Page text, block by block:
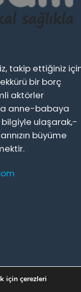
takip ettiğiniz
bir borç
aktörler
anne-babaya
bilgiyle ulaşarak,-
büyüme
İletişime Geçin
için çerezleri